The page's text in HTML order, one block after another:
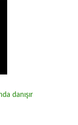
danışır